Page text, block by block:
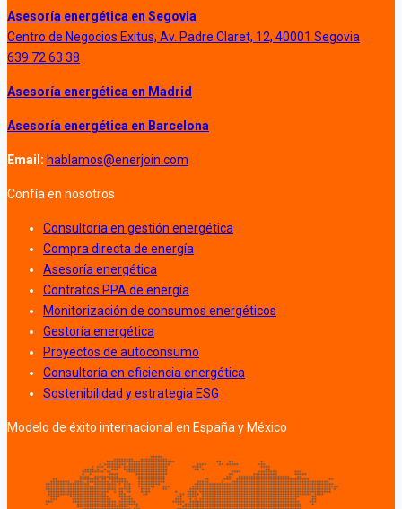
Asesoría energética en Segovia
Centro de Negocios Exitus, Av. Padre Claret, 12, 40001 Segovia
639 72 63 38
Asesoría energética en Madrid
Asesoría energética en Barcelona
Email: hablamos@enerjoin.com
Confía en nosotros
Consultoría en gestión energética
Compra directa de energía
Asesoría energética
Contratos PPA de energía
Monitorización de consumos energéticos
Gestoría energética
Proyectos de autoconsumo
Consultoría en eficiencia energética
Sostenibilidad y estrategia ESG
Modelo de éxito internacional en España y México